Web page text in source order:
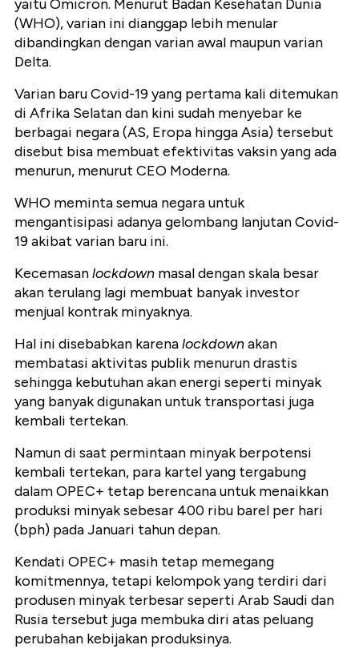
yaitu Omicron. Menurut Badan Kesehatan Dunia
(WHO), varian ini dianggap lebih menular
dibandingkan dengan varian awal maupun varian
Delta.
Varian baru Covid-19 yang pertama kali ditemukan
di Afrika Selatan dan kini sudah menyebar ke
berbagai negara (AS, Eropa hingga Asia) tersebut
disebut bisa membuat efektivitas vaksin yang ada
menurun, menurut CEO Moderna.
WHO meminta semua negara untuk
mengantisipasi adanya gelombang lanjutan Covid-
19 akibat varian baru ini.
Kecemasanlockdown masal dengan skala besar
akan terulang lagi membuat banyak investor
menjual kontrak minyaknya.
Hal ini disebabkan karenalockdownakan
membatasi aktivitas publik menurun drastis
sehingga kebutuhan akan energi seperti minyak
yang banyak digunakan untuk transportasi juga
kembali tertekan.
Namun di saat permintaan minyak berpotensi
kembali tertekan, para kartel yang tergabung
dalam OPEC+ tetap berencana untuk menaikkan
produksi minyak sebesar 400 ribu barel per hari
(bph) pada Januari tahun depan.
Kendati OPEC+ masih tetap memegang
komitmennya, tetapi kelompok yang terdiri dari
produsen minyak terbesar seperti Arab Saudi dan
Rusia tersebut juga membuka diri atas peluang
perubahan kebijakan produksinya.